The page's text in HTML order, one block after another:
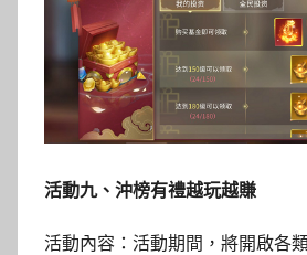
活動九、沖榜有禮越玩越賺
活動內容：活動期間，將開啟各